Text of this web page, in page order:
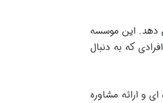
دهد. این موسسه
که به دنبال
و ارائه مشاوره